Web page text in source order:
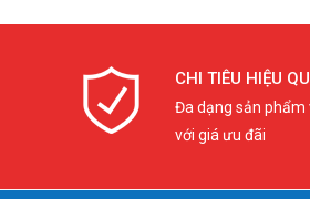
CHI TIÊU HIỆU
Đa dạng sản phẩm
với giá ưu đãi